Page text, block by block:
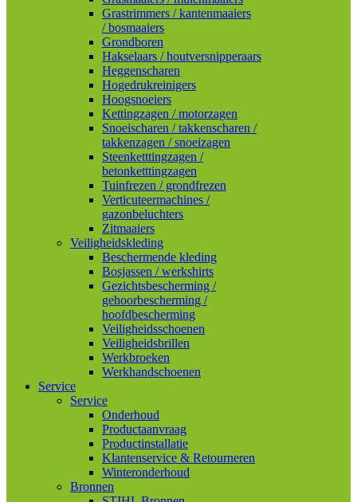
Grastrimmers / kantenmaaiers
/ bosmaaiers
Grondboren
Hakselaars / houtversnipperaars
Heggenscharen
Hogedrukreinigers
Hoogsnoeiers
Kettingzagen / motorzagen
Snoeischaren / takkenscharen /
takkenzagen / snoeizagen
Steenketttingzagen /
betonketttingzagen
Tuinfrezen / grondfrezen
Verticuteermachines /
gazonbeluchters
Zitmaaiers
Veiligheidskleding
Beschermende kleding
Bosjassen / werkshirts
Gezichtsbescherming /
gehoorbescherming /
hoofdbescherming
Veiligheidsschoenen
Veiligheidsbrillen
Werkbroeken
Werkhandschoenen
Service
Service
Onderhoud
Productaanvraag
Productinstallatie
Klantenservice & Retourneren
Winteronderhoud
Bronnen